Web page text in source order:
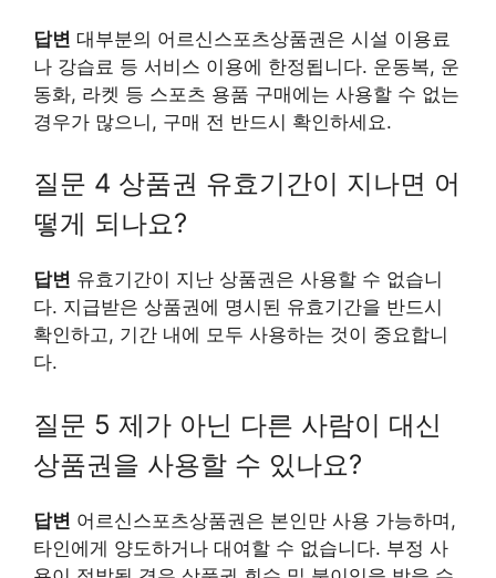
답변 대부분의 어르신스포츠상품권은 시설 이용료
나 강습료 등 서비스 이용에 한정됩니다. 운동복, 운
동화, 라켓 등 스포츠 용품 구매에는 사용할 수 없는
경우가 많으니, 구매 전 반드시 확인하세요.
질문 4 상품권 유효기간이 지나면 어
떻게 되나요?
답변 유효기간이 지난 상품권은 사용할 수 없습니
다. 지급받은 상품권에 명시된 유효기간을 반드시
확인하고, 기간 내에 모두 사용하는 것이 중요합니
다.
질문 5 제가 아닌 다른 사람이 대신
상품권을 사용할 수 있나요?
답변 어르신스포츠상품권은 본인만 사용 가능하며,
타인에게 양도하거나 대여할 수 없습니다. 부정 사